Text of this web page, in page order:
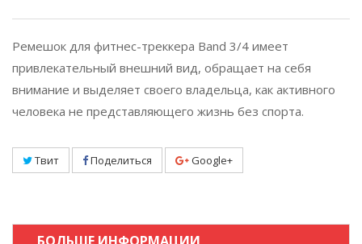
Ремешок для фитнес-треккера Band 3/4 имеет
привлекательный внешний вид, обращает на себя
внимание и выделяет своего владельца, как активного
человека не представляющего жизнь без спорта.
Твит Поделиться Google+